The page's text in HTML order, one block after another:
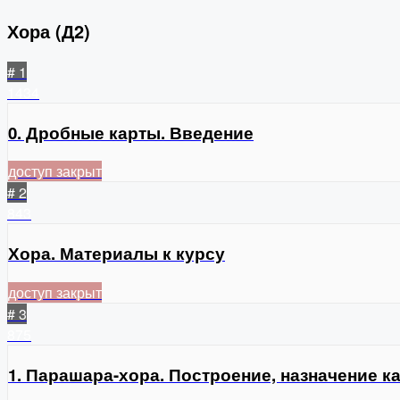
Хора (Д2)
# 1
0. Дробные карты. Введение
доступ закрыт
# 2
Хора. Материалы к курсу
доступ закрыт
# 3
1. Парашара-хора. Построение, назначение